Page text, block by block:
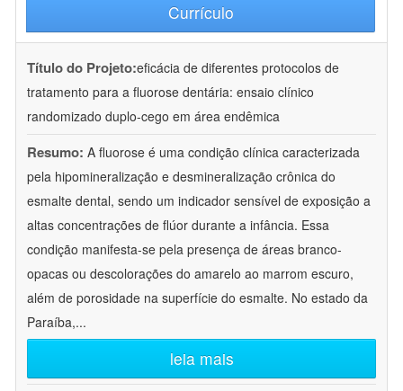
Currículo
Título do Projeto:eficácia de diferentes protocolos de
tratamento para a fluorose dentária: ensaio clínico
randomizado duplo-cego em área endêmica
Resumo: A fluorose é uma condição clínica caracterizada
pela hipomineralização e desmineralização crônica do
esmalte dental, sendo um indicador sensível de exposição a
altas concentrações de flúor durante a infância. Essa
condição manifesta-se pela presença de áreas branco-
opacas ou descolorações do amarelo ao marrom escuro,
além de porosidade na superfície do esmalte. No estado da
Paraíba,...
leia mais